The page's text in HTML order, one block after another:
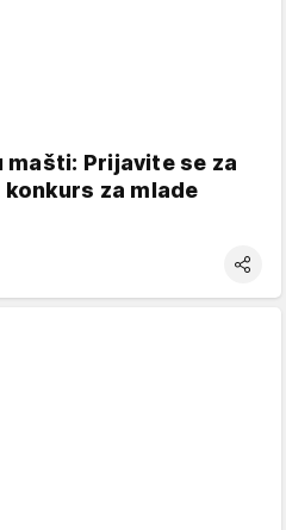
Prijavite se za
za mlade